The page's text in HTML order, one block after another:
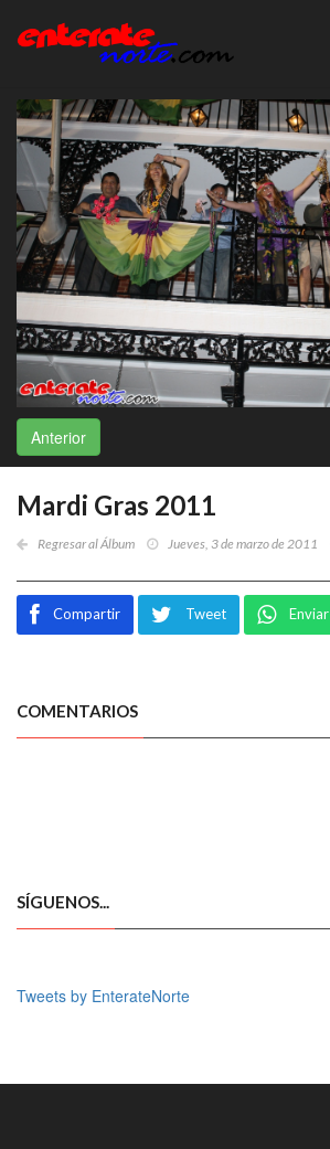
Anterior
Mardi Gras 2011
Regresar al Álbum Jueves, 3 de marzo de 2011
Compartir Tweet Enviar
COMENTARIOS
SÍGUENOS...
Tweets by EnterateNorte